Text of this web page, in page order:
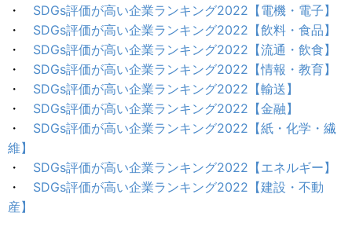
・ SDGs評価が高い企業ランキング2022【電機・電子】
・ SDGs評価が高い企業ランキング2022【飲料・食品】
・ SDGs評価が高い企業ランキング2022【流通・飲食】
・ SDGs評価が高い企業ランキング2022【情報・教育】
・ SDGs評価が高い企業ランキング2022【輸送】
・ SDGs評価が高い企業ランキング2022【金融】
・ SDGs評価が高い企業ランキング2022【紙・化学・繊
維】
・ SDGs評価が高い企業ランキング2022【エネルギー】
・ SDGs評価が高い企業ランキング2022【建設・不動
産】